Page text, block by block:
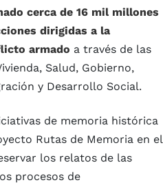
cerca de 16 mil millones
dirigidas a la
armado a través de las
Salud, Gobierno,
y Desarrollo Social.
de memoria histórica
Rutas de Memoria en el
los relatos de las
procesos de